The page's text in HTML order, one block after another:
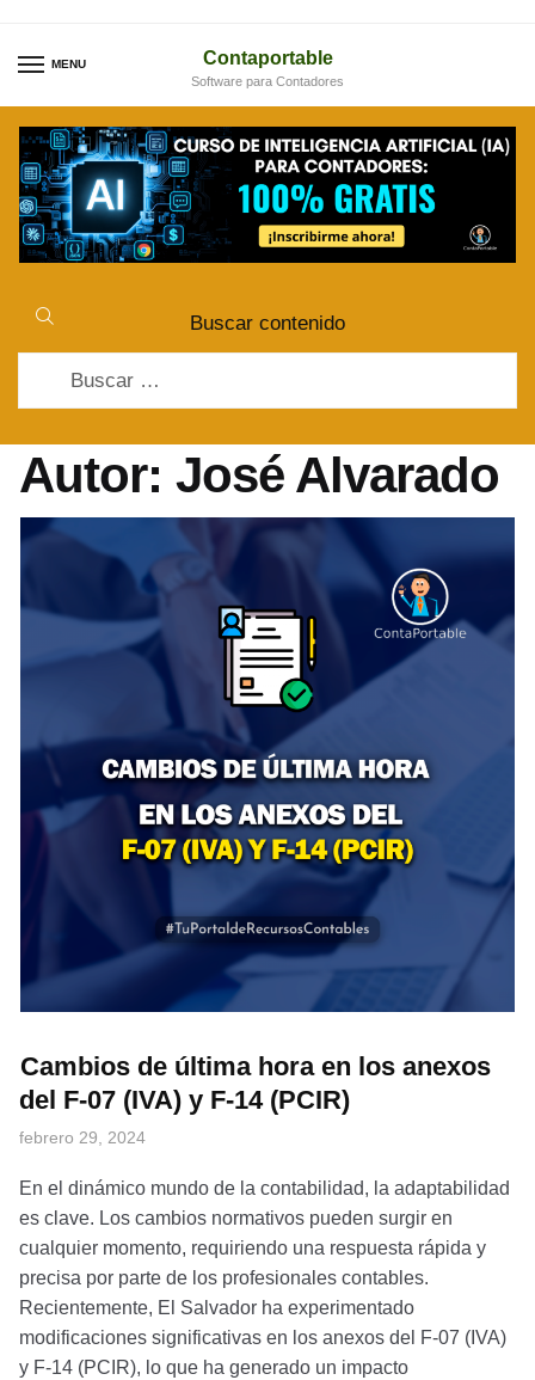
to
to
MENU Contaportable
Software para Contadores
Buscar contenido
Autor: José Alvarado
Cambios de última hora en los anexos
del F-07 (IVA) y F-14 (PCIR)
febrero 29, 2024
En el dinámico mundo de la contabilidad, la adaptabilidad
es clave. Los cambios normativos pueden surgir en
cualquier momento, requiriendo una respuesta rápida y
precisa por parte de los profesionales contables.
Recientemente, El Salvador ha experimentado
modificaciones significativas en los anexos del F-07 (IVA)
y F-14 (PCIR), lo que ha generado un impacto